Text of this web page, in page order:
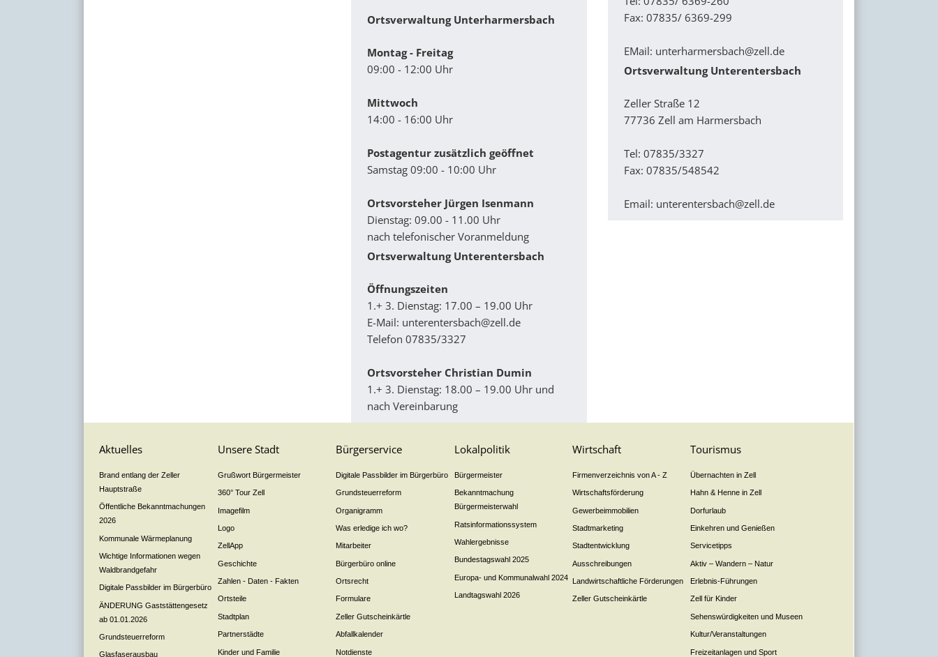
Ortsverwaltung Unterharmersbach
Montag - Freitag
09:00 - 12:00 Uhr
Mittwoch
14:00 - 16:00 Uhr
Postagentur zusätzlich geöffnet
Samstag 09:00 - 10:00 Uhr
Ortsvorsteher Jürgen Isenmann
Dienstag: 09.00 - 11.00 Uhr
nach telefonischer Voranmeldung
Ortsverwaltung Unterentersbach
Ö­ffnungszeiten
1.+ 3. Dienstag: 17.00 – 19.00 Uhr
E-Mail: unterentersbach@zell.de
Telefon 07835/3327
Ortsvorsteher Christian Dumin
1.+ 3. Dienstag: 18.00 – 19.00 Uhr und
nach Vereinbarung
Fax: 07835/ 6369-299
EMail: unterharmersbach@zell.de
Ortsverwaltung Unterentersbach
Zeller Straße 12
77736 Zell am Harmersbach
Tel: 07835/3327
Fax: 07835/548542
Email: unterentersbach@zell.de
Aktuelles
Brand entlang der Zeller
Hauptstraße
Öffentliche Bekanntmachungen
2026
Kommunale Wärmeplanung
Wichtige Informationen wegen
Waldbrandgefahr
Digitale Passbilder im Bürgerbüro
ÄNDERUNG Gaststättengesetz
ab 01.01.2026
Grundsteuerreform
Glasfaserausbau
Unsere Stadt
Grußwort Bürgermeister
360° Tour Zell
Imagefilm
Logo
ZellApp
Geschichte
Zahlen - Daten - Fakten
Ortsteile
Stadtplan
Partnerstädte
Kinder und Familie
Bürgerservice
Digitale Passbilder im Bürgerbüro
Grundsteuerreform
Organigramm
Was erledige ich wo?
Mitarbeiter
Bürgerbüro online
Ortsrecht
Formulare
Zeller Gutscheinkärtle
Abfallkalender
Notdienste
Lokalpolitik
Bürgermeister
Bekanntmachung
Bürgermeisterwahl
Ratsinformationssystem
Wahlergebnisse
Bundestagswahl 2025
Europa- und Kommunalwahl 2024
Landtagswahl 2026
Wirtschaft
Firmenverzeichnis von A - Z
Wirtschaftsförderung
Gewerbeimmobilien
Stadtmarketing
Stadtentwicklung
Ausschreibungen
Landwirtschaftliche Förderungen
Zeller Gutscheinkärtle
Tourismus
Übernachten in Zell
Hahn & Henne in Zell
Dorfurlaub
Einkehren und Genießen
Servicetipps
Aktiv – Wandern – Natur
Erlebnis-Führungen
Zell für Kinder
Sehenswürdigkeiten und Museen
Kultur/Veranstaltungen
Freizeitanlagen und Sport